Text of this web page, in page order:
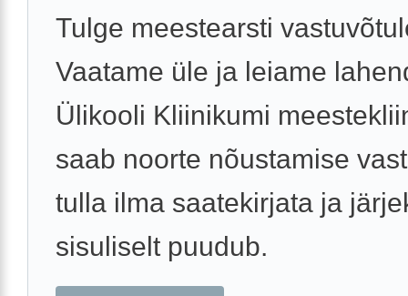
Tulge meestearsti
Vaatame üle ja leiame
Ülikooli Kliinikumi
saab noorte nõustamise
tulla ilma saatekirjata ja
sisuliselt puudub.